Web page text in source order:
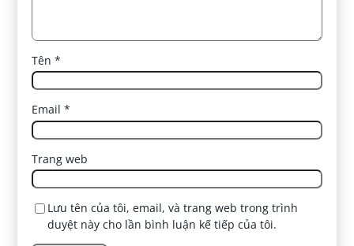
Tên*
Email*
Trang web
Lưu tên của tôi, email, và trang web trong trình
duyệt này cho lần bình luận kế tiếp của tôi.